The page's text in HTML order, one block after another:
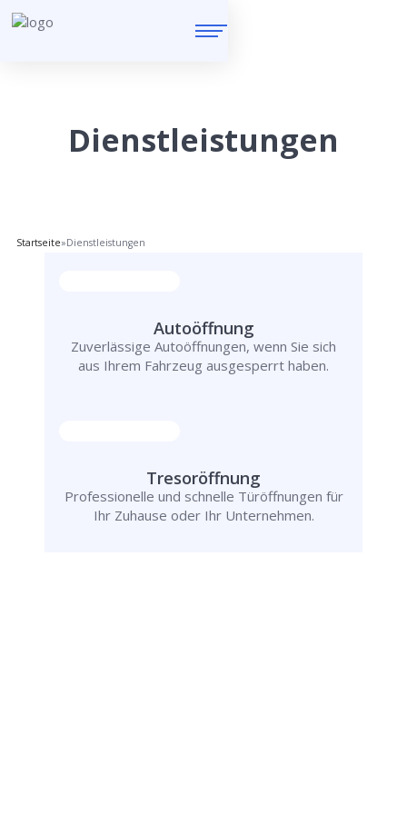
Dienstleistungen
Startseite»Dienstleistungen
Autoöffnung
Zuverlässige Autoöffnungen, wenn Sie sich
aus Ihrem Fahrzeug ausgesperrt haben.
Tresoröffnung
Professionelle und schnelle Türöffnungen für
Ihr Zuhause oder Ihr Unternehmen.